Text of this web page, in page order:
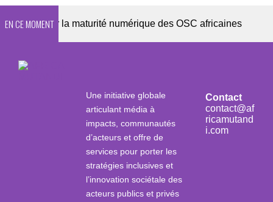
EN CE MOMENT
sur la maturité numérique des OSC africaines
Une initiative globale
articulant média à
impacts, communautés
d’acteurs et offre de
services pour porter les
stratégies inclusives et
l’innovation sociétale des
acteurs publics et privés
Contact
contact@af
ricamutand
i.com